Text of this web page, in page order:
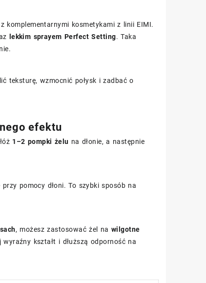
komplementarnymi kosmetykami z linii EIMI.
lekkim sprayem Perfect Setting. Taka
teksturę, wzmocnić połysk i zadbać o
efektu
1–2 pompki żelu na dłonie, a następnie
pomocy dłoni. To szybki sposób na
, możesz zastosować żel na wilgotne
kształt i dłuższą odporność na